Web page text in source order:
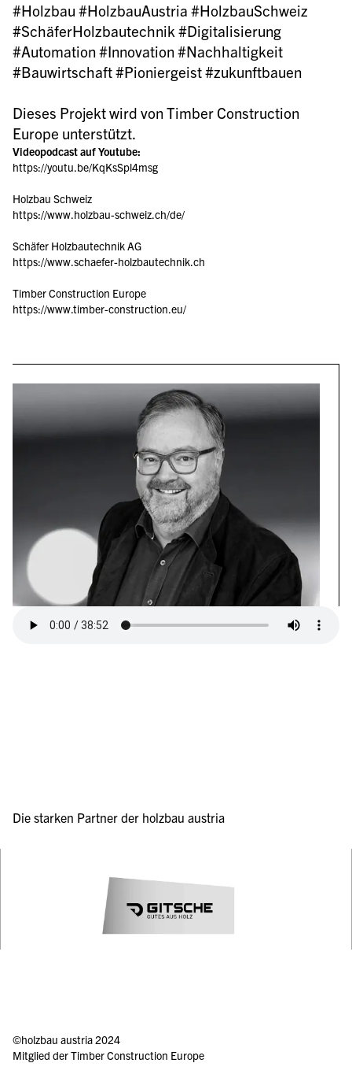
#Holzbau #HolzbauAustria #HolzbauSchweiz
#SchäferHolzbautechnik #Digitalisierung
#Automation #Innovation #Nachhaltigkeit
#Bauwirtschaft #Pioniergeist #zukunftbauen
Dieses Projekt wird von Timber Construction
Europe unterstützt.
Videopodcast auf Youtube:
https://youtu.be/KqKsSpl4msg
Holzbau Schweiz
https://www.holzbau-schweiz.ch/de/
Schäfer Holzbautechnik AG
https://www.schaefer-holzbautechnik.ch
Timber Construction Europe
https://www.timber-construction.eu/
Die starken Partner der holzbau austria
©holzbau austria 2024
Mitglied der Timber Construction Europe